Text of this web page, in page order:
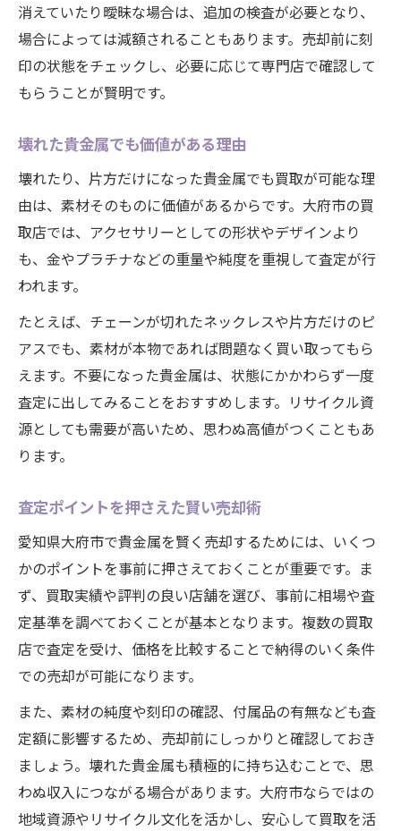
消えていたり曖昧な場合は、追加の検査が必要となり、
場合によっては減額されることもあります。売却前に刻
印の状態をチェックし、必要に応じて専門店で確認して
もらうことが賢明です。
壊れた貴金属でも価値がある理由
壊れたり、片方だけになった貴金属でも買取が可能な理
由は、素材そのものに価値があるからです。大府市の買
取店では、アクセサリーとしての形状やデザインより
も、金やプラチナなどの重量や純度を重視して査定が行
われます。
たとえば、チェーンが切れたネックレスや片方だけのピ
アスでも、素材が本物であれば問題なく買い取ってもら
えます。不要になった貴金属は、状態にかかわらず一度
査定に出してみることをおすすめします。リサイクル資
源としても需要が高いため、思わぬ高値がつくこともあ
ります。
査定ポイントを押さえた賢い売却術
愛知県大府市で貴金属を賢く売却するためには、いくつ
かのポイントを事前に押さえておくことが重要です。ま
ず、買取実績や評判の良い店舗を選び、事前に相場や査
定基準を調べておくことが基本となります。複数の買取
店で査定を受け、価格を比較することで納得のいく条件
での売却が可能になります。
また、素材の純度や刻印の確認、付属品の有無なども査
定額に影響するため、売却前にしっかりと確認しておき
ましょう。壊れた貴金属も積極的に持ち込むことで、思
わぬ収入につながる場合があります。大府市ならではの
地域資源やリサイクル文化を活かし、安心して買取を活